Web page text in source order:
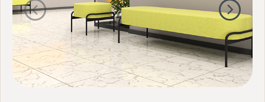
создайте уютное и привлекательное пространство для отдыха
и ожидания!